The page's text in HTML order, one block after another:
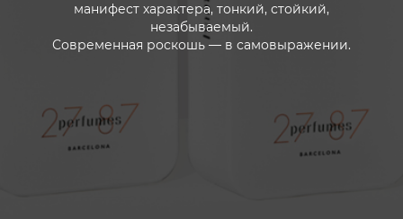
манифест характера, тонкий, стойкий,
незабываемый.
Современная роскошь — в самовыражении.